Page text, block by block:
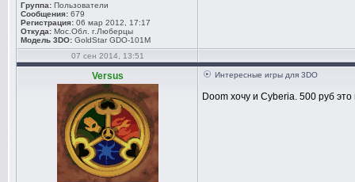
Группа: Пользователи
Сообщения: 679
Регистрация: 06 мар 2012, 17:17
Откуда: Мос.Обл. г.Люберцы
Модель 3DO: GoldStar GDO-101M
07 сен 2014, 13:51
Versus Интересные игры для 3DO
Doom хочу и Cyberia. 500 руб